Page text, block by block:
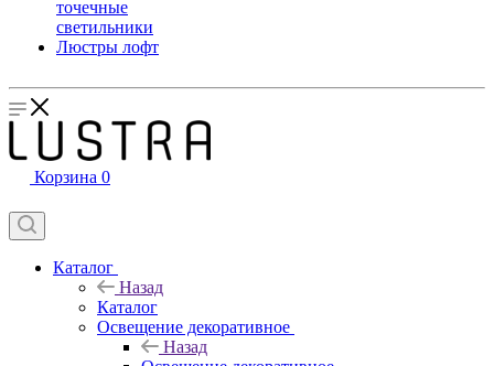
точечные
светильники
Люстры лофт
Корзина 0
Каталог
Назад
Каталог
Освещение декоративное
Назад